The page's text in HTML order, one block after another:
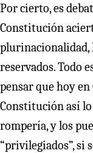
Por cierto, es
Constitución
plurinacionalidad,
reservados. Todo
pensar que hoy
Constitución así lo
rompería, y los
“privilegiados”, si